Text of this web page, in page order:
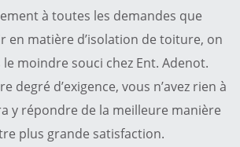
à toutes les demandes que
en matière d’isolation de toiture, on
moindre souci chez Ent. Adenot.
degré d’exigence, vous n’avez rien à
y répondre de la meilleure manière
plus grande satisfaction.